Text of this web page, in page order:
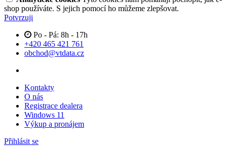
shop používáte. S jejich pomocí ho můžeme zlepšovat.
Potvrzuji
Po - Pá: 8h - 17h
+420 465 421 761
obchod@vtdata.cz
Kontakty
O nás
Registrace dealera
Windows 11
Výkup a pronájem
Přihlásit se